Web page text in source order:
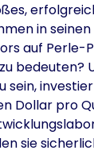
in
auf Perle-
bedeuten?
sein,
Dollar pro
sie